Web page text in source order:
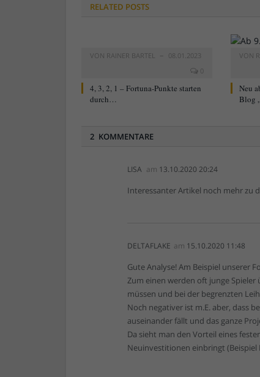
RELATED POSTS
VON RAINER BARTEL
08.01.2023
0
4, 3, 2, 1 – Fortuna-Punkte starten
durch…
VON
Neu
Blog
2 KOMMENTARE
LISA am 13.10.2020 20:24
Interessanter Artikel noch mehr zu
DELTAFLAKE am 15.10.2020 11:48
Gute Analyse! Am Beispiel unserer
Zum einen werden oft junge
müssen und bei der begrenzten
Noch negativer ist m.E. aber, dass
auseinander fällt und das ganze
Da sieht man den Vorteil eines
Neuinvestitionen einbringt (Beispiel